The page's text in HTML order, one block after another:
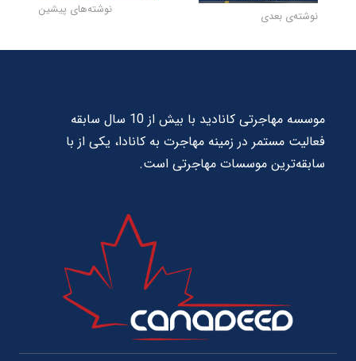
نوشته‌های پیشین نوشته‌ی بعدی
موسسه مهاجرتی کانادید با بیش از 10 سال سابقه
فعالیت مستمر در زمینه مهاجرت به کانادا، یکی از با
سابقه‌ترین موسسات مهاجرتی است.